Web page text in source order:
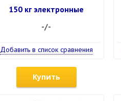
150 кг электронные
-/-
Добавить в список сравнения
Купить